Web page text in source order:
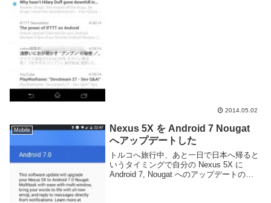
2014.05.02
Mobile
Nexus 5X を Android 7 Nougat
へアップデートした
トルコへ旅行中、あと一日で日本へ帰ると
いうタイミングで自分の Nexus 5X に
Android 7, Nougat へのアップデートの通